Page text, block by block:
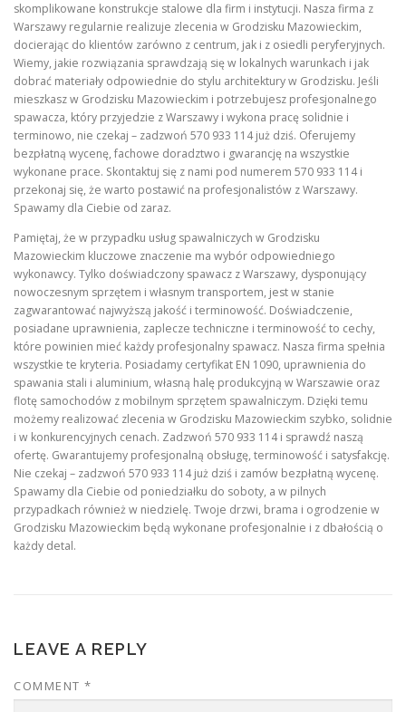
skomplikowane konstrukcje stalowe dla firm i instytucji. Nasza firma z
Warszawy regularnie realizuje zlecenia w Grodzisku Mazowieckim,
docierając do klientów zarówno z centrum, jak i z osiedli peryferyjnych.
Wiemy, jakie rozwiązania sprawdzają się w lokalnych warunkach i jak
dobrać materiały odpowiednie do stylu architektury w Grodzisku. Jeśli
mieszkasz w Grodzisku Mazowieckim i potrzebujesz profesjonalnego
spawacza, który przyjedzie z Warszawy i wykona pracę solidnie i
terminowo, nie czekaj – zadzwoń 570 933 114 już dziś. Oferujemy
bezpłatną wycenę, fachowe doradztwo i gwarancję na wszystkie
wykonane prace. Skontaktuj się z nami pod numerem 570 933 114 i
przekonaj się, że warto postawić na profesjonalistów z Warszawy.
Spawamy dla Ciebie od zaraz.
Pamiętaj, że w przypadku usług spawalniczych w Grodzisku
Mazowieckim kluczowe znaczenie ma wybór odpowiedniego
wykonawcy. Tylko doświadczony spawacz z Warszawy, dysponujący
nowoczesnym sprzętem i własnym transportem, jest w stanie
zagwarantować najwyższą jakość i terminowość. Doświadczenie,
posiadane uprawnienia, zaplecze techniczne i terminowość to cechy,
które powinien mieć każdy profesjonalny spawacz. Nasza firma spełnia
wszystkie te kryteria. Posiadamy certyfikat EN 1090, uprawnienia do
spawania stali i aluminium, własną halę produkcyjną w Warszawie oraz
flotę samochodów z mobilnym sprzętem spawalniczym. Dzięki temu
możemy realizować zlecenia w Grodzisku Mazowieckim szybko, solidnie
i w konkurencyjnych cenach. Zadzwoń 570 933 114 i sprawdź naszą
ofertę. Gwarantujemy profesjonalną obsługę, terminowość i satysfakcję.
Nie czekaj – zadzwoń 570 933 114 już dziś i zamów bezpłatną wycenę.
Spawamy dla Ciebie od poniedziałku do soboty, a w pilnych
przypadkach również w niedzielę. Twoje drzwi, brama i ogrodzenie w
Grodzisku Mazowieckim będą wykonane profesjonalnie i z dbałością o
każdy detal.
LEAVE A REPLY
COMMENT *